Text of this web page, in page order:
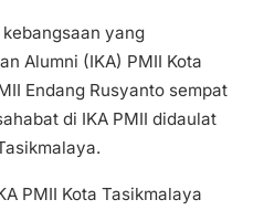
yang
Alumni (IKA) PMII Kota
Endang Rusyanto sempat
di IKA PMII didaulat
PMII Kota Tasikmalaya